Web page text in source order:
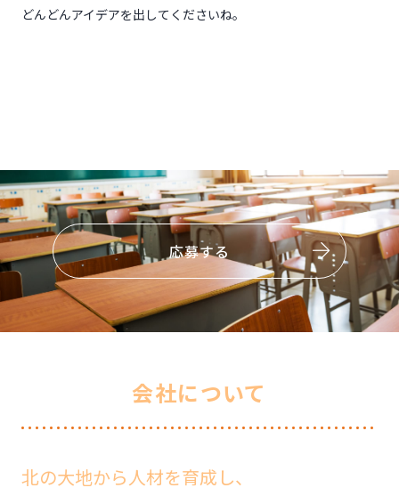
どんどんアイデアを出してくださいね。
応募する
会社について
北の大地から人材を育成し、